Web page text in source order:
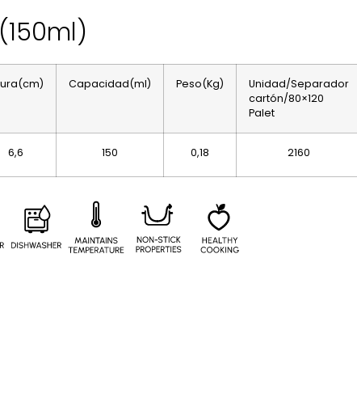
Capacidad(ml) Peso(Kg)
Unidad/Separador
cartón/80×120
Palet
6,6 150 0,18 2160